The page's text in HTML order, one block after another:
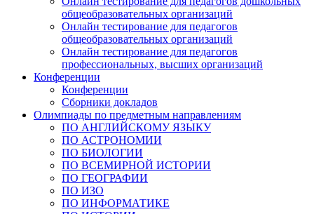
общеобразовательных организаций
Онлайн тестирование для педагогов
общеобразовательных организаций
Онлайн тестирование для педагогов
профессиональных, высших организаций
Конференции
Конференции
Сборники докладов
Олимпиады по предметным направлениям
ПО АНГЛИЙСКОМУ ЯЗЫКУ
ПО АСТРОНОМИИ
ПО БИОЛОГИИ
ПО ВСЕМИРНОЙ ИСТОРИИ
ПО ГЕОГРАФИИ
ПО ИЗО
ПО ИНФОРМАТИКЕ